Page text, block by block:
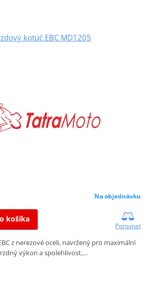
kotúč EBC MD1205
Na objednávku
košíka
Porovnať
z nerezové oceli, navržený pro maximální
výkon a spolehlivost,…